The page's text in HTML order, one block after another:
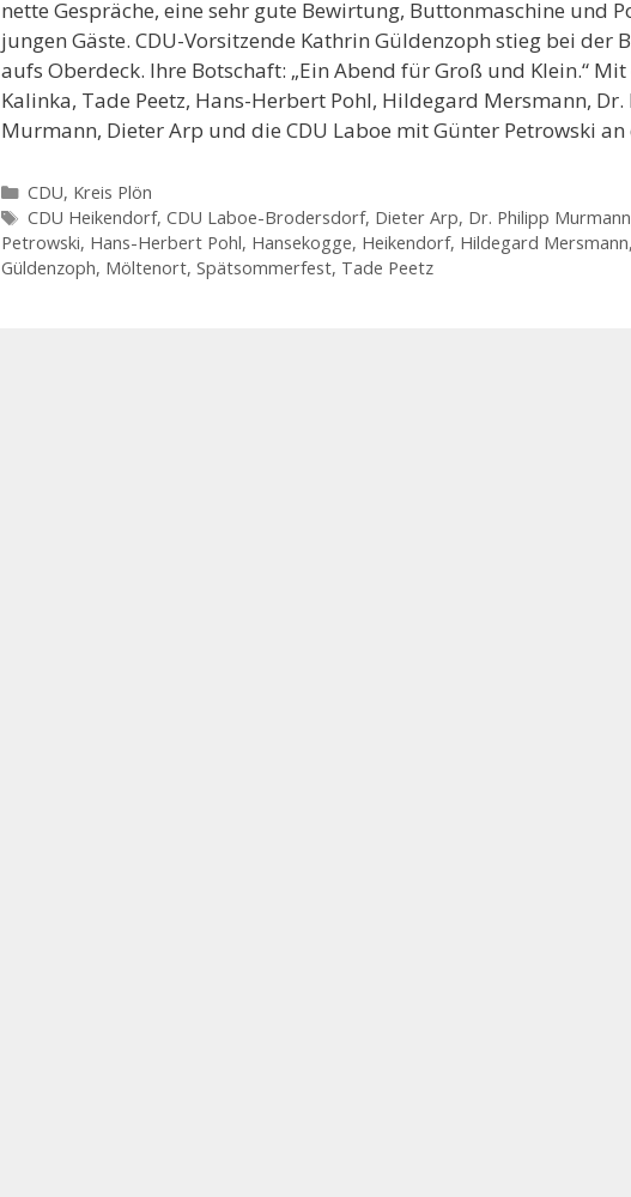
nette Gespräche, eine sehr gute Bewirtung, Buttonmaschine und
jungen Gäste. CDU-Vorsitzende Kathrin Güldenzoph stieg bei der
aufs Oberdeck. Ihre Botschaft: „Ein Abend für Groß und Klein.“
Kalinka, Tade Peetz, Hans-Herbert Pohl, Hildegard Mersmann,
Murmann, Dieter Arp und die CDU Laboe mit Günter Petrowski an
Kategorien
CDU, Kreis Plön
Schlagwörter
CDU Heikendorf, CDU Laboe-Brodersdorf, Dieter Arp, Dr. Philipp Murmann
Petrowski, Hans-Herbert Pohl, Hansekogge, Heikendorf, Hildegard Mersmann,
Güldenzoph, Möltenort, Spätsommerfest, Tade Peetz